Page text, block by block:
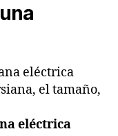
eléctrica
el tamaño,
eléctrica